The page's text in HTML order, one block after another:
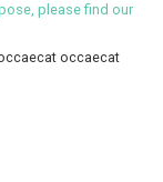
please find our
occaecat